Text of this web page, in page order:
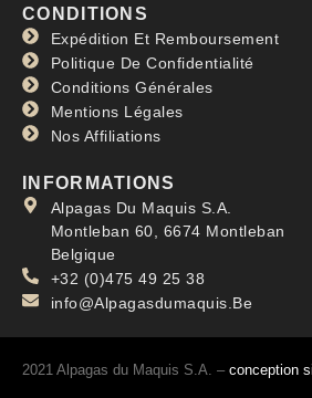
CONDITIONS
Expédition Et Remboursement
Politique De Confidentialité
Conditions Générales
Mentions Légales
Nos Affiliations
INFORMATIONS
Alpagas Du Maquis S.A.
Montleban 60, 6674 Montleban
Belgique
+32 (0)475 49 25 38
info@Alpagasdumaquis.Be
2021 Alpagas du Maquis S.A. – conception